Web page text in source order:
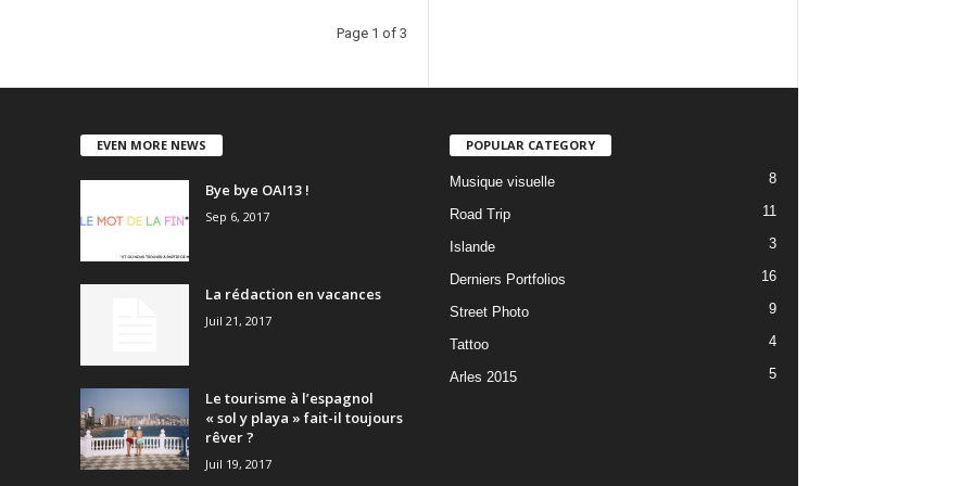
Page 1 of 3
EVEN MORE NEWS
Bye bye OAI13 !
Sep 6, 2017
La rédaction en vacances
Juil 21, 2017
Le tourisme à l’espagnol
« sol y playa » fait-il toujours
rêver ?
Juil 19, 2017
POPULAR CATEGORY
Musique visuelle 8
Road Trip 11
Islande 3
Derniers Portfolios 16
Street Photo 9
Tattoo 4
Arles 2015 5